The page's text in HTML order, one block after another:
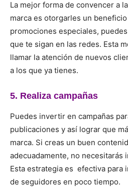
La mejor forma de convencer a
marca es otorgarles un
promociones especiales,
que te sigan en las redes. Esta
llamar la atención de nuevos
a los que ya tienes.
5. Realiza campañas
Puedes invertir en campañas
publicaciones y así lograr que
marca. Si creas un buen
adecuadamente, no necesitarás
Esta estrategia es efectiva para
de seguidores en poco tiempo.